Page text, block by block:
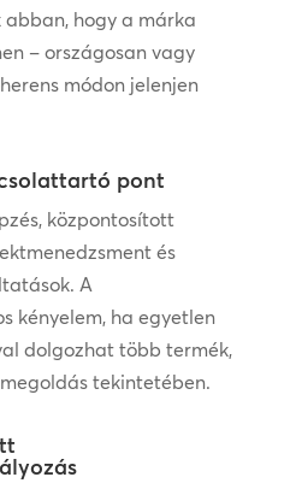
abban, hogy a márka
– országosan vagy
módon jelenjen
pont
központosított
és
A
kényelem, ha egyetlen
dolgozhat több termék,
tekintetében.